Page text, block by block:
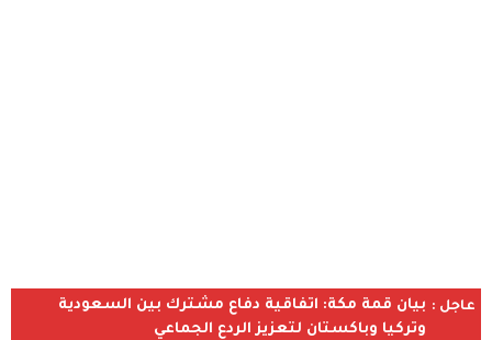
عاجل : بيان قمة مكة: اتفاقية دفاع مشترك بين السعودية
وتركيا وباكستان لتعزيز الردع الجماعي